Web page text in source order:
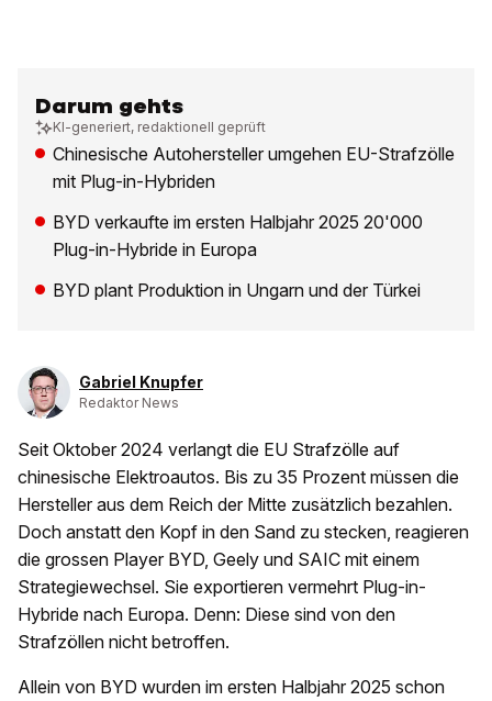
Darum gehts
KI-generiert, redaktionell geprüft
Chinesische Autohersteller umgehen EU-Strafzölle
mit Plug-in-Hybriden
BYD verkaufte im ersten Halbjahr 2025 20'000
Plug-in-Hybride in Europa
BYD plant Produktion in Ungarn und der Türkei
Gabriel Knupfer
Redaktor News
Seit Oktober 2024 verlangt die EU Strafzölle auf
chinesische Elektroautos. Bis zu 35 Prozent müssen die
Hersteller aus dem Reich der Mitte zusätzlich bezahlen.
Doch anstatt den Kopf in den Sand zu stecken, reagieren
die grossen Player BYD, Geely und SAIC mit einem
Strategiewechsel. Sie exportieren vermehrt Plug-in-
Hybride nach Europa. Denn: Diese sind von den
Strafzöllen nicht betroffen.
Allein von BYD wurden im ersten Halbjahr 2025 schon